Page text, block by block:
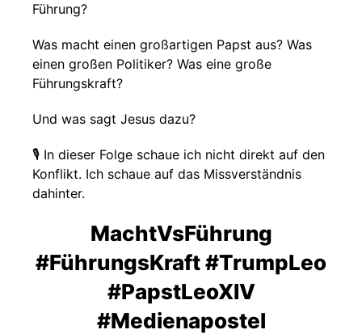
Führung?
Was macht einen großartigen Papst aus? Was
einen großen Politiker? Was eine große
Führungskraft?
Und was sagt Jesus dazu?
🎙️ In dieser Folge schaue ich nicht direkt auf den
Konflikt. Ich schaue auf das Missverständnis
dahinter.
MachtVsFührung
#FührungsKraft #TrumpLeo
#PapstLeoXIV
#Medienapostel